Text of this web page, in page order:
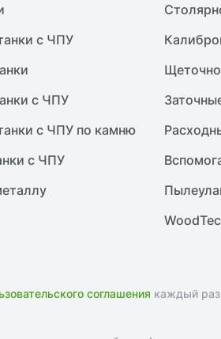
с ЧПУ
с ЧПУ
с ЧПУ по камню
с ЧПУ
соглашения каждый